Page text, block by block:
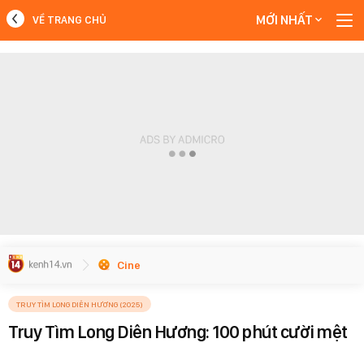
VỀ TRANG CHỦ MỚI NHẤT
Cine
TRUY TÌM LONG DIÊN HƯƠNG (2025)
Truy Tìm Long Diên Hương: 100 phút cười mệt